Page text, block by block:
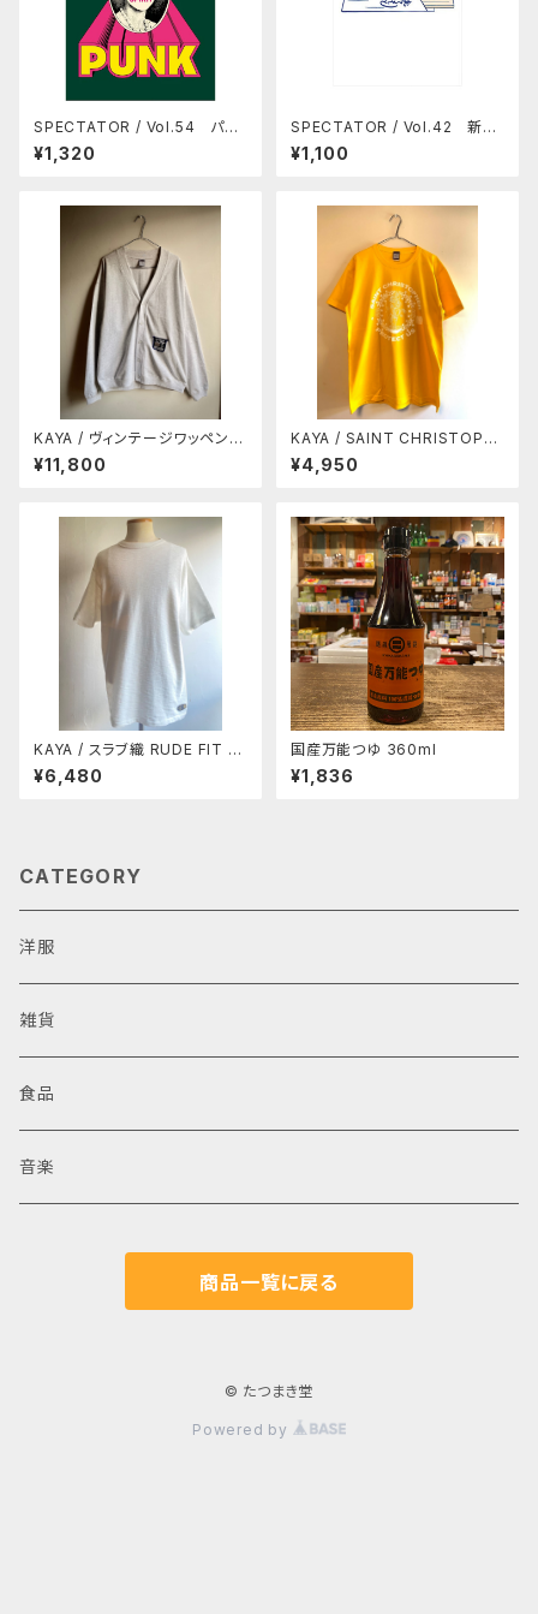
SPECTATOR / Vol.54 パン
クの正体
¥1,320
SPECTATOR / Vol.42 新し
い食堂
¥1,100
KAYA / ヴィンテージワッペン付
きカーディガン
¥11,800
KAYA / SAINT CHRISTOPH
ER TEE
¥4,950
KAYA / スラブ織 RUDE FIT T
EE
¥6,480
国産万能つゆ 360ml
¥1,836
CATEGORY
洋服
雑貨
食品
音楽
商品一覧に戻る
© たつまき堂
Powered by